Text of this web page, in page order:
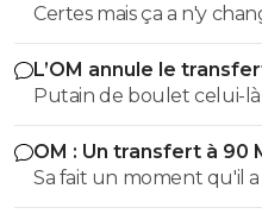
Certes mais ça a n'y
L’OM annule le
Putain de boulet celui-là
OM : Un transfert à 90
Sa fait un moment qu'il a
etait top mais depuis